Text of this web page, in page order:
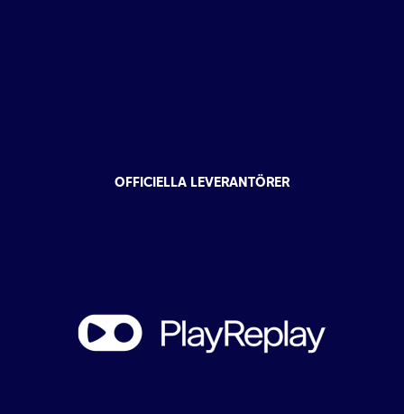
OFFICIELLA LEVERANTÖRER